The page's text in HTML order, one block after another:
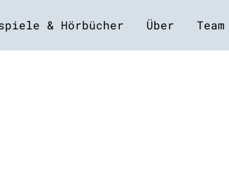
& Hörbücher Über Team